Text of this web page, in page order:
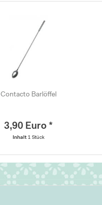
Contacto Barlöffel
3,90 Euro *
Inhalt 1 Stück